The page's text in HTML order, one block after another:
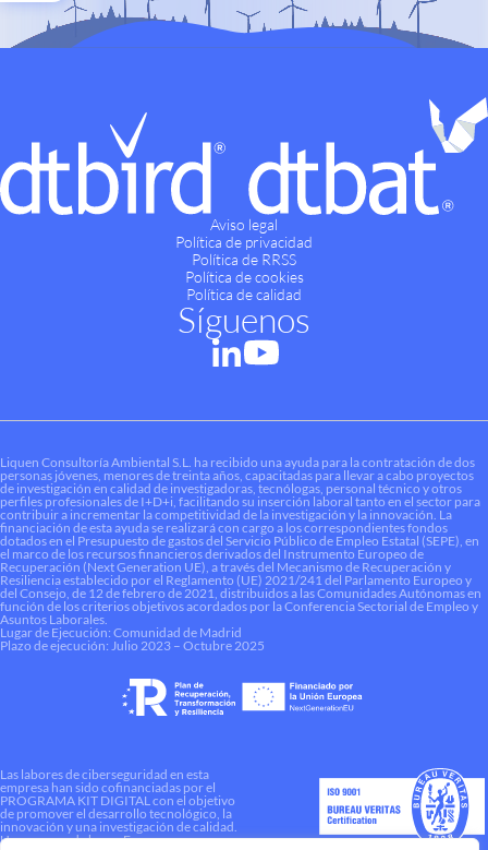
Aviso legal
Política de privacidad
Política de RRSS
Política de cookies
Política de calidad
Síguenos
Liquen Consultoría Ambiental S.L. ha recibido una ayuda para la contratación de dos
personas jóvenes, menores de treinta años, capacitadas para llevar a cabo proyectos
de investigación en calidad de investigadoras, tecnólogas, personal técnico y otros
perfiles profesionales de I+D+i, facilitando su inserción laboral tanto en el sector para
contribuir a incrementar la competitividad de la investigación y la innovación. La
financiación de esta ayuda se realizará con cargo a los correspondientes fondos
dotados en el Presupuesto de gastos del Servicio Público de Empleo Estatal (SEPE), en
el marco de los recursos financieros derivados del Instrumento Europeo de
Recuperación (Next Generation UE), a través del Mecanismo de Recuperación y
Resiliencia establecido por el Reglamento (UE) 2021/241 del Parlamento Europeo y
del Consejo, de 12 de febrero de 2021, distribuidos a las Comunidades Autónomas en
función de los criterios objetivos acordados por la Conferencia Sectorial de Empleo y
Asuntos Laborales.
Lugar de Ejecución: Comunidad de Madrid
Plazo de ejecución: Julio 2023 – Octubre 2025
Las labores de ciberseguridad en esta
empresa han sido cofinanciadas por el
PROGRAMA KIT DIGITAL con el objetivo
de promover el desarrollo tecnológico, la
innovación y una investigación de calidad.
Una manera de hacer Europa